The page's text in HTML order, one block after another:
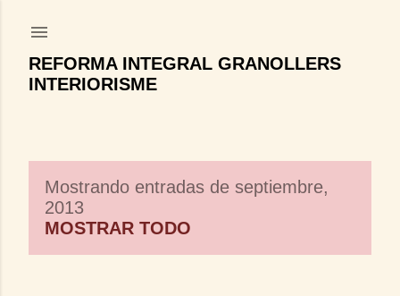
REFORMA INTEGRAL GRANOLLERS
INTERIORISME
E
t
Mostrando entradas de septiembre,
2013
MOSTRAR TODO